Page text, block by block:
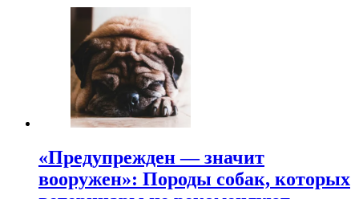
«Предупрежден — значит
вооружен»: Породы собак, которых